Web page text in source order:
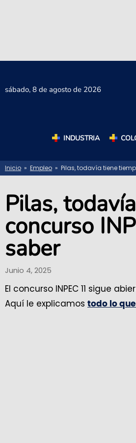
sábado, 8 de agosto de 2026
INDUSTRIA
Inicio » Empleo » Pilas, todavía tiene
Pilas,
concurso
saber
Junio 4, 2025
El concurso INPEC 11 sigue
Aquí le explicamos todo lo